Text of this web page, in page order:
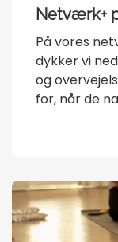
Netværk+
På vores
dykker vi
og
for, når de